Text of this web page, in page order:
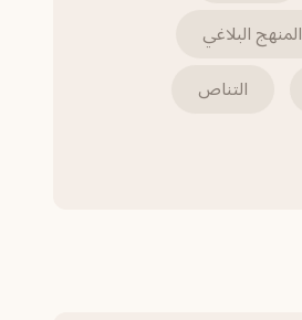
المنهج البلاغي
التناص